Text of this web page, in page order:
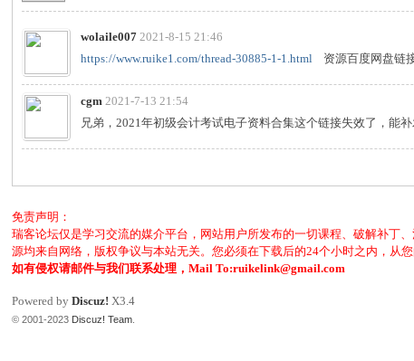
wolaile007 2021-8-15 21:46
https://www.ruike1.com/thread-30885-1-1.html 资源百度网盘链
cgm 2021-7-13 21:54
兄弟，2021年初级会计考试电子资料合集这个链接失效了，能
免责声明：
瑞客论坛仅是学习交流的媒介平台，网站用户所发布的一切课程、破解补丁
源均来自网络，版权争议与本站无关。您必须在下载后的24个小时之内，从
如有侵权请邮件与我们联系处理，Mail To:ruikelink@gmail.com
Powered byDiscuz! X3.4
© 2001-2023 Discuz! Team